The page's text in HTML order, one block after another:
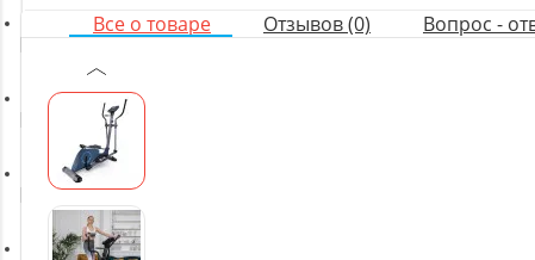
Оборудование для настольного тенниса
Батуты
Все о товаре Отзывов (0) Вопрос -